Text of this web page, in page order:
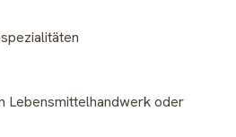
Lebensmittelhandwerk oder